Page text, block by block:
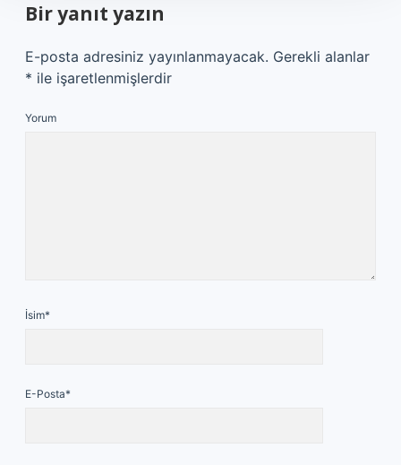
Bir yanıt yazın
E-posta adresiniz yayınlanmayacak. Gerekli alanlar
* ile işaretlenmişlerdir
Yorum
İsim*
E-Posta*